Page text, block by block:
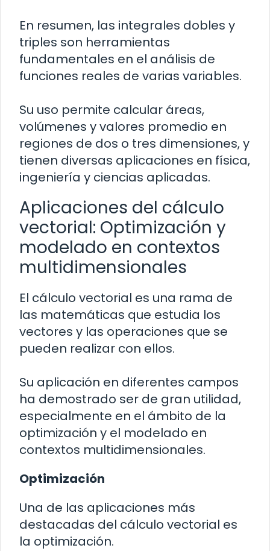
En resumen, las integrales dobles y
triples son herramientas
fundamentales en el análisis de
funciones reales de varias variables.
Su uso permite calcular áreas,
volúmenes y valores promedio en
regiones de dos o tres dimensiones, y
tienen diversas aplicaciones en física,
ingeniería y ciencias aplicadas.
Aplicaciones del cálculo
vectorial: Optimización y
modelado en contextos
multidimensionales
El cálculo vectorial es una rama de
las matemáticas que estudia los
vectores y las operaciones que se
pueden realizar con ellos.
Su aplicación en diferentes campos
ha demostrado ser de gran utilidad,
especialmente en el ámbito de la
optimización y el modelado en
contextos multidimensionales.
Optimización
Una de las aplicaciones más
destacadas del cálculo vectorial es
la optimización.